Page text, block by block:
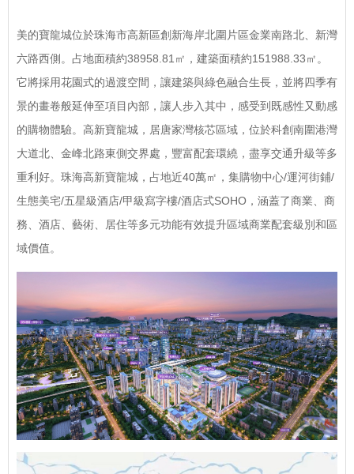
美的寶龍城位於珠海市高新區創新海岸北圍片區金業南路北、新灣
六路西側。占地面積約38958.81㎡，建築面積約151988.33㎡。
它將採用花園式的過渡空間，讓建築與綠色融合生長，並將四季有
景的畫卷般延伸至項目內部，讓人步入其中，感受到既感性又動感
的購物體驗。高新寶龍城，居唐家灣核芯區域，位於科創南圍港灣
大道北、金峰北路東側交界處，豐富配套環繞，盡享交通升級等多
重利好。珠海高新寶龍城，占地近40萬㎡，集購物中心/運河街鋪/
生態美宅/五星級酒店/甲級寫字樓/酒店式SOHO，涵蓋了商業、商
務、酒店、藝術、居住等多元功能有效提升區域商業配套級別和區
域價值。